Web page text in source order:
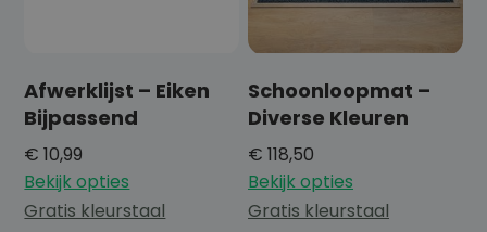
Afwerklijst – Eiken
Bijpassend
€ 10,99
Bekijk opties
Gratis kleurstaal
Schoonloopmat –
Diverse Kleuren
€ 118,50
Bekijk opties
Gratis kleurstaal